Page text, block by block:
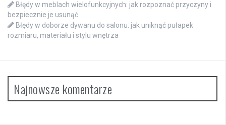
Błędy w meblach wielofunkcyjnych: jak rozpoznać przyczyny i
bezpiecznie je usunąć
Błędy w doborze dywanu do salonu: jak uniknąć pułapek
rozmiaru, materiału i stylu wnętrza
Najnowsze komentarze